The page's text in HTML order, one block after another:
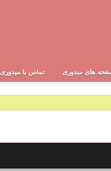
های میدوری تماس با میدوری